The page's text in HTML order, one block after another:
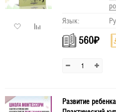
Язык:
560₽
Развитие